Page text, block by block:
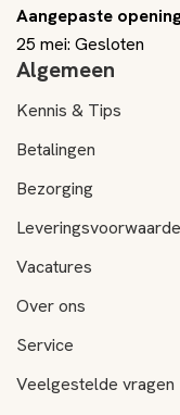
Aangepaste
25 mei: Gesloten
Algemeen
Kennis & Tips
Betalingen
Bezorging
Vacatures
Over ons
Service
Veelgestelde vragen